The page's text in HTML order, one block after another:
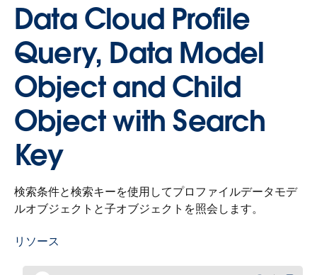
Data Cloud Profile
Query, Data Model
Object and Child
Object with Search
Key
検索条件と検索キーを使用してプロファイルデータモデ
ルオブジェクトと子オブジェクトを照会します。
リソース